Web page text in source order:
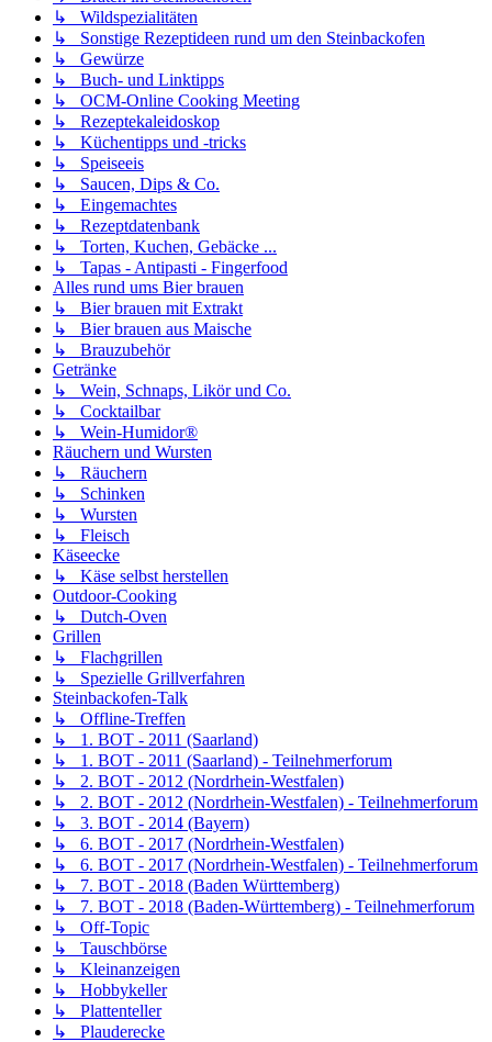
↳ Wildspezialitäten
↳ Sonstige Rezeptideen rund um den Steinbackofen
↳ Gewürze
↳ Buch- und Linktipps
↳ OCM-Online Cooking Meeting
↳ Rezeptekaleidoskop
↳ Küchentipps und -tricks
↳ Speiseeis
↳ Saucen, Dips & Co.
↳ Eingemachtes
↳ Rezeptdatenbank
↳ Torten, Kuchen, Gebäcke ...
↳ Tapas - Antipasti - Fingerfood
Alles rund ums Bier brauen
↳ Bier brauen mit Extrakt
↳ Bier brauen aus Maische
↳ Brauzubehör
Getränke
↳ Wein, Schnaps, Likör und Co.
↳ Cocktailbar
↳ Wein-Humidor®
Räuchern und Wursten
↳ Räuchern
↳ Schinken
↳ Wursten
↳ Fleisch
Käseecke
↳ Käse selbst herstellen
Outdoor-Cooking
↳ Dutch-Oven
Grillen
↳ Flachgrillen
↳ Spezielle Grillverfahren
Steinbackofen-Talk
↳ Offline-Treffen
↳ 1. BOT - 2011 (Saarland)
↳ 1. BOT - 2011 (Saarland) - Teilnehmerforum
↳ 2. BOT - 2012 (Nordrhein-Westfalen)
↳ 2. BOT - 2012 (Nordrhein-Westfalen) - Teilnehmerforum
↳ 3. BOT - 2014 (Bayern)
↳ 6. BOT - 2017 (Nordrhein-Westfalen)
↳ 6. BOT - 2017 (Nordrhein-Westfalen) - Teilnehmerforum
↳ 7. BOT - 2018 (Baden Württemberg)
↳ 7. BOT - 2018 (Baden-Württemberg) - Teilnehmerforum
↳ Off-Topic
↳ Tauschbörse
↳ Kleinanzeigen
↳ Hobbykeller
↳ Plattenteller
↳ Plauderecke